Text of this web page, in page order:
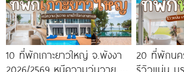
10 ที่พักเกาะยาวใหญ่ จ.พังงา
20 ที่พักนค